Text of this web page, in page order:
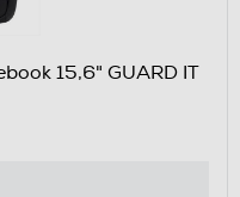
15,6" GUARD IT